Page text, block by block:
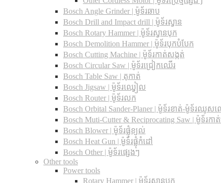
Bosch Angle Grinder | ម៉ូទ័រឆាប
Bosch Drill and Impact drill | ម៉ូទ័រស្វាន
Bosch Rotary Hammer | ម៉ូទ័រស្វានបុក
Bosch Demolition Hammer | ម៉ូទ័របុកបំបែក
Bosch Cutting Machine | ម៉ូទ័រកាត់សង្កត់
Bosch Circular Saw | ម៉ូទ័រជ្រៀកឈើរ
Bosch Table Saw | តុកាត់
Bosch Jigsaw | ម៉ូទ័រឈ្វៀល
Bosch Router | ម៉ូទ័រលក
Bosch Orbital Sander-Planer​ | ម៉ូទ័រខាត់-ម៉ូទ័រឈូស
Bosch Muti-Cutter & Reciprocating Saw​ | ម៉ូទ័រកា
Bosch Blower | ម៉ូទ័រផ្លុំខ្យល់
Bosch Heat Gun | ម៉ូទ័រផ្លុំកំដៅ
Bosch Other | ម៉ូទ័រផ្សេងៗ
Other tools
Power tools
Rotary Hammer | ម៉ូទ័រស្វានបុក